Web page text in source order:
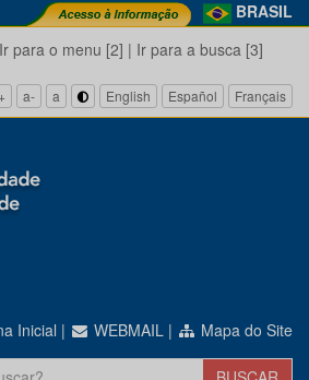
BRASIL
Ir para o menu [2] | Ir para a busca [3]
a- a English Español Français
Inicial | WEBMAIL | Mapa do Site